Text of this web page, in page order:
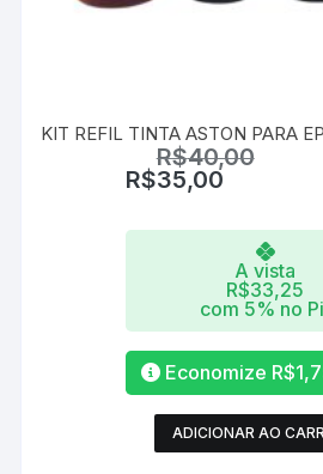
KIT REFIL TINTA ASTON PARA
R$40,00
R$35,00
A vista
R$33,25
com 5% no
Economize R$
ADICIONAR AO